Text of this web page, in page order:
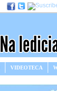
VIDEOTECA